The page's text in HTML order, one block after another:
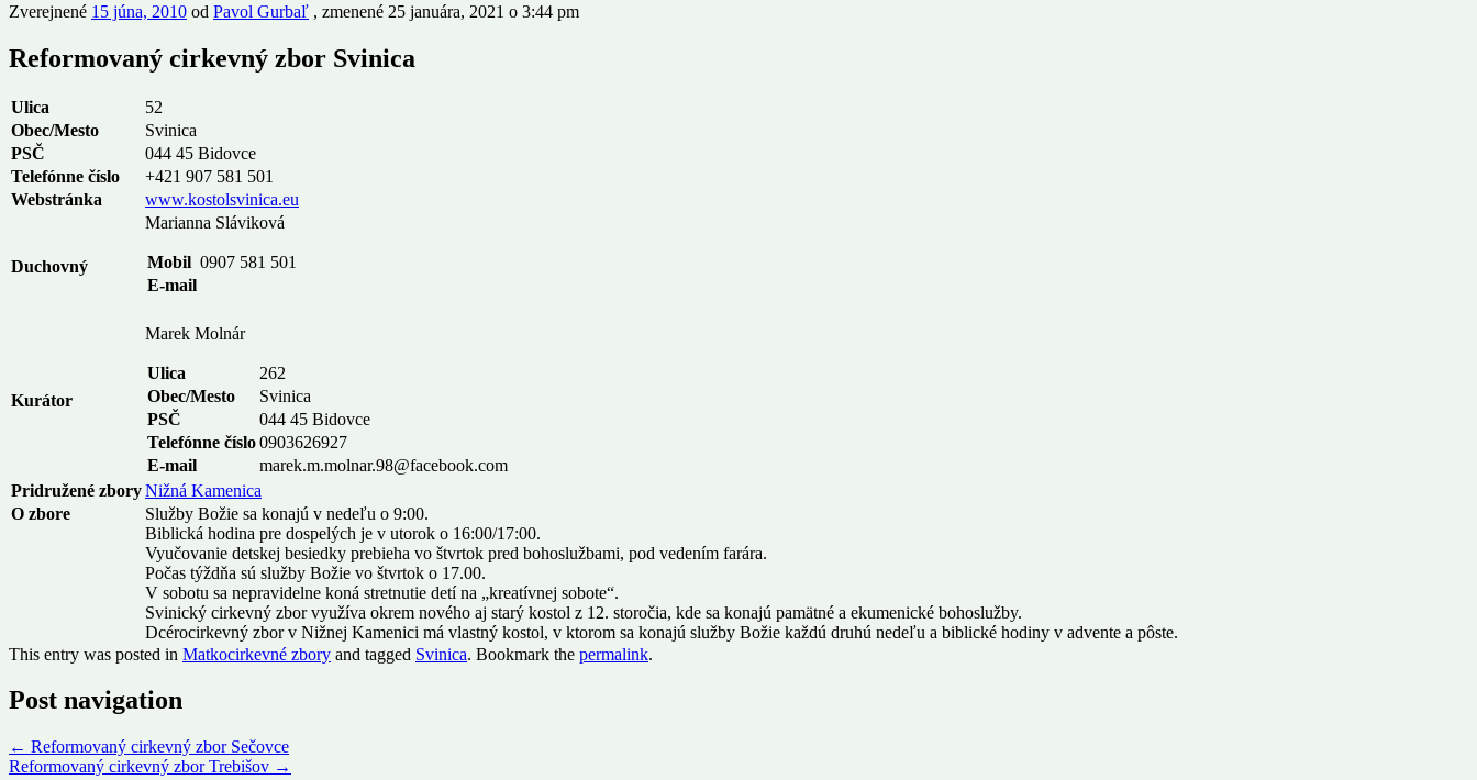
Zverejnené 15 júna, 2010 od Pavol Gurbaľ , zmenené 25 januára, 2021 o 3:44 pm
Reformovaný cirkevný zbor Svinica
Ulica
52
Obec/Mesto
Svinica
PSČ
044 45 Bidovce
Telefónne číslo
+421 907 581 501
Webstránka
www.kostolsvinica.eu
Duchovný
Marianna Sláviková
Mobil 0907 581 501
E-mail
Kurátor
Marek Molnár
Ulica
262
Obec/Mesto
Svinica
PSČ
044 45 Bidovce
Telefónne číslo0903626927
E-mail
marek.m.molnar.98@facebook.com
Pridružené zboryNižná Kamenica
O zbore
Služby Božie sa konajú v nedeľu o 9:00.
Biblická hodina pre dospelých je v utorok o 16:00/17:00.
Vyučovanie detskej besiedky prebieha vo štvrtok pred bohoslužbami, pod vedením farára.
Počas týždňa sú služby Božie vo štvrtok o 17.00.
V sobotu sa nepravidelne koná stretnutie detí na „kreatívnej sobote“.
Svinický cirkevný zbor využíva okrem nového aj starý kostol z 12. storočia, kde sa konajú pamätné a ekumenické bohoslužby.
Dcérocirkevný zbor v Nižnej Kamenici má vlastný kostol, v ktorom sa konajú služby Božie každú druhú nedeľu a biblické hodiny v advente a pôste.
This entry was posted in Matkocirkevné zbory and tagged Svinica. Bookmark the permalink.
Post navigation
← Reformovaný cirkevný zbor Sečovce
Reformovaný cirkevný zbor Trebišov →